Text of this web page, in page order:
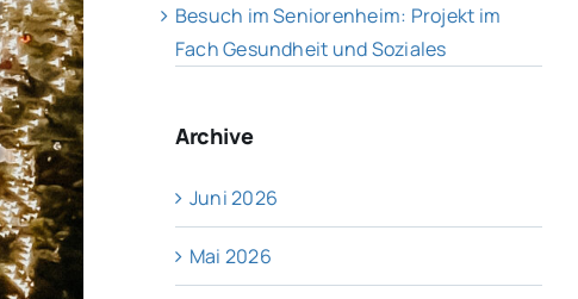
Besuch im Seniorenheim: Projekt im
Fach Gesundheit und Soziales
Archive
Juni 2026
Mai 2026